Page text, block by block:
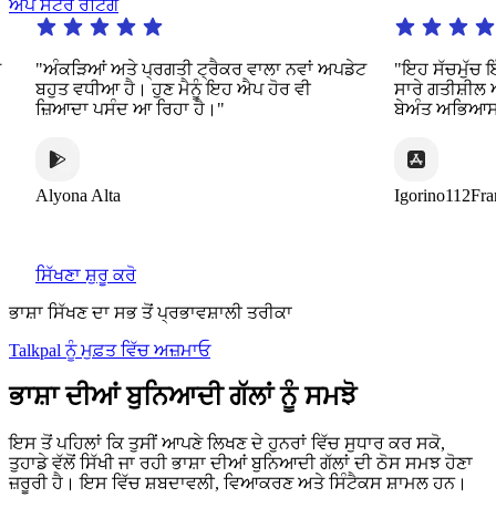
ਐਪ ਸਟੋਰ ਰੇਟਿੰਗ
"ਅੰਕੜਿਆਂ ਅਤੇ ਪ੍ਰਗਤੀ ਟ੍ਰੈਕਰ ਵਾਲਾ ਨਵਾਂ ਅਪਡੇਟ
ਬਹੁਤ ਵਧੀਆ ਹੈ। ਹੁਣ ਮੈਨੂੰ ਇਹ ਐਪ ਹੋਰ ਵੀ
ਜ਼ਿਆਦਾ ਪਸੰਦ ਆ ਰਿਹਾ ਹੈ।"
Alyona Alta
"ਇਹ ਸੱਚਮੁੱਚ ਇੱਕ
ਸਾਰੇ ਗਤੀਸ਼ੀਲ
ਬੇਅੰਤ ਅਭਿਆਸ
Igorino112France
ਸਿੱਖਣਾ ਸ਼ੁਰੂ ਕਰੋ
ਭਾਸ਼ਾ ਸਿੱਖਣ ਦਾ ਸਭ ਤੋਂ ਪ੍ਰਭਾਵਸ਼ਾਲੀ ਤਰੀਕਾ
Talkpal ਨੂੰ ਮੁਫ਼ਤ ਵਿੱਚ ਅਜ਼ਮਾਓ
ਭਾਸ਼ਾ ਦੀਆਂ ਬੁਨਿਆਦੀ ਗੱਲਾਂ ਨੂੰ ਸਮਝੋ
ਇਸ ਤੋਂ ਪਹਿਲਾਂ ਕਿ ਤੁਸੀਂ ਆਪਣੇ ਲਿਖਣ ਦੇ ਹੁਨਰਾਂ ਵਿੱਚ ਸੁਧਾਰ ਕਰ ਸਕੋ,
ਤੁਹਾਡੇ ਵੱਲੋਂ ਸਿੱਖੀ ਜਾ ਰਹੀ ਭਾਸ਼ਾ ਦੀਆਂ ਬੁਨਿਆਦੀ ਗੱਲਾਂ ਦੀ ਠੋਸ ਸਮਝ ਹੋਣਾ
ਜ਼ਰੂਰੀ ਹੈ। ਇਸ ਵਿੱਚ ਸ਼ਬਦਾਵਲੀ, ਵਿਆਕਰਣ ਅਤੇ ਸਿੰਟੈਕਸ ਸ਼ਾਮਲ ਹਨ।